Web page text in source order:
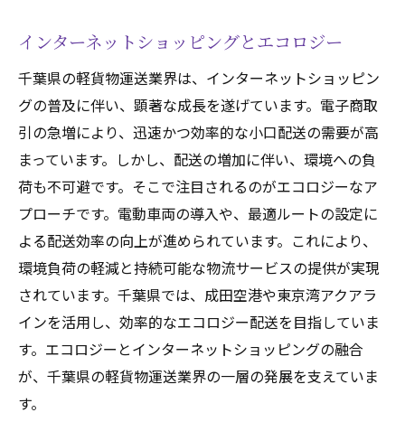
インターネットショッピングとエコロジー
千葉県の軽貨物運送業界は、インターネットショッピン
グの普及に伴い、顕著な成長を遂げています。電子商取
引の急増により、迅速かつ効率的な小口配送の需要が高
まっています。しかし、配送の増加に伴い、環境への負
荷も不可避です。そこで注目されるのがエコロジーなア
プローチです。電動車両の導入や、最適ルートの設定に
よる配送効率の向上が進められています。これにより、
環境負荷の軽減と持続可能な物流サービスの提供が実現
されています。千葉県では、成田空港や東京湾アクアラ
インを活用し、効率的なエコロジー配送を目指していま
す。エコロジーとインターネットショッピングの融合
が、千葉県の軽貨物運送業界の一層の発展を支えていま
す。